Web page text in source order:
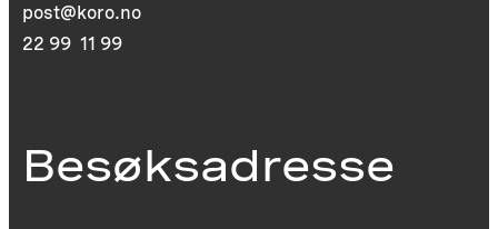
post@koro.no
22 99 11 99
Besøksadresse